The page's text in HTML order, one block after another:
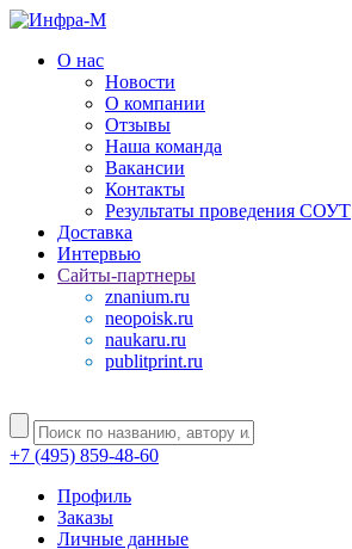
О нас
Новости
О компании
Отзывы
Наша команда
Вакансии
Контакты
Результаты проведения СОУТ
Доставка
Интервью
Сайты-партнеры
znanium.ru
neopoisk.ru
naukaru.ru
publitprint.ru
+7 (495) 859-48-60
Профиль
Заказы
Личные данные